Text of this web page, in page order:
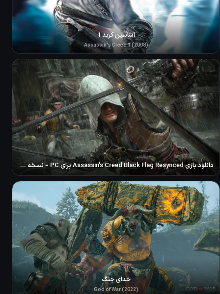
اساسین کرید 1
Assassin's Creed 1 (2008)
دانلود بازی Assassin’s Creed Black Flag Resynced برای PC – نسخه ElAmigos
خدای جنگ
God of War (2022)